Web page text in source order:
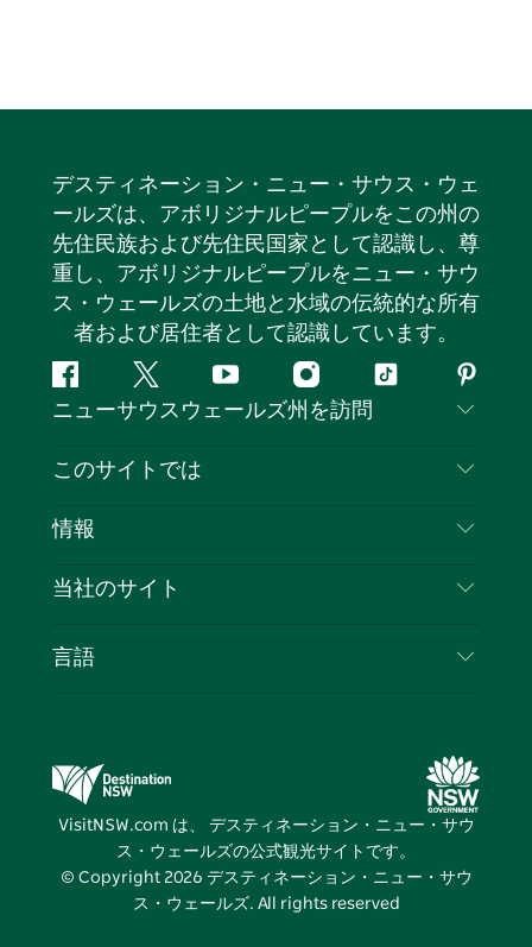
デスティネーション・ニュー・サウス・ウェ
ールズは、アボリジナルピープルをこの州の
先住民族および先住民国家として認識し、尊
重し、アボリジナルピープルをニュー・サウ
ス・ウェールズの土地と水域の伝統的な所有
者および居住者として認識しています。
フ
ェ
ス
ッ
ツ
イ
タ
ユ
ー
イ
ン
テ
ピ
ン
レ
ト
ニューサウスウェールズ州を訪問
お問い合わせ
クッキーに関する通知
このサイトでは
目的地
イベント
情報
旅行情報
NSWでのビジネス
当社のサイト
デスティネーション・ニュー・サウス・ウェール
ズメディアセンター
ビビッド・シドニー
言語
VisitNSW.com は、 デスティネーション・ニュー・サウ
ス・ウェールズの公式観光サイトです。
© Copyright 2026 デスティネーション・ニュー・サウ
ス・ウェールズ. All rights reserved